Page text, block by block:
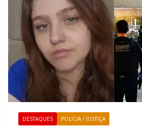
DESTAQUES POLICIA / JUSTIÇA